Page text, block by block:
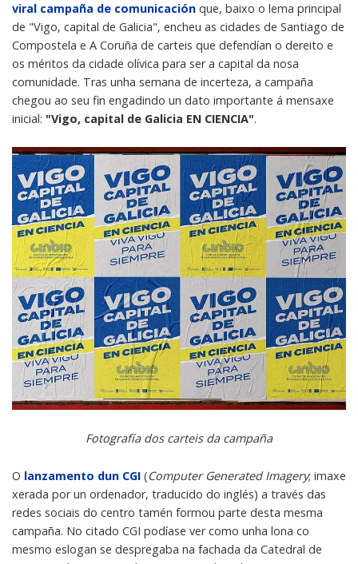
viral campaña de comunicación que, baixo o lema principal
de "Vigo, capital de Galicia", encheu as cidades de Santiago de
Compostela e A Coruña de carteis que defendían o dereito e
os méritos da cidade olívica para ser a capital da nosa
comunidade. Tras unha semana de incerteza, a campaña
chegou ao seu fin engadindo un dato importante á mensaxe
inicial: "Vigo, capital de Galicia EN CIENCIA".
Fotografía dos carteis da campaña
O lanzamento dun CGI (Computer Generated Imagery; imaxe
xerada por un ordenador, traducido do inglés) a través das
redes sociais do centro tamén formou parte desta mesma
campaña. No citado CGI podíase ver como unha lona co
mesmo eslogan se despregaba na fachada da Catedral de